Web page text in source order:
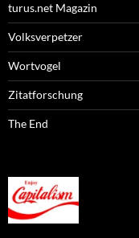
turus.net Magazin
Volksverpetzer
Wortvogel
Zitatforschung
The End